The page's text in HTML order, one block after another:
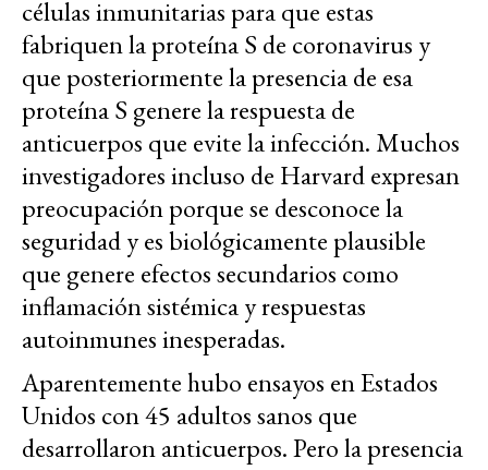
células inmunitarias para que estas
fabriquen la proteína S de coronavirus y
que posteriormente la presencia de esa
proteína S genere la respuesta de
anticuerpos que evite la infección. Muchos
investigadores incluso de Harvard expresan
preocupación porque se desconoce la
seguridad y es biológicamente plausible
que genere efectos secundarios como
inflamación sistémica y respuestas
autoinmunes inesperadas.
Aparentemente hubo ensayos en Estados
Unidos con 45 adultos sanos que
desarrollaron anticuerpos. Pero la presencia